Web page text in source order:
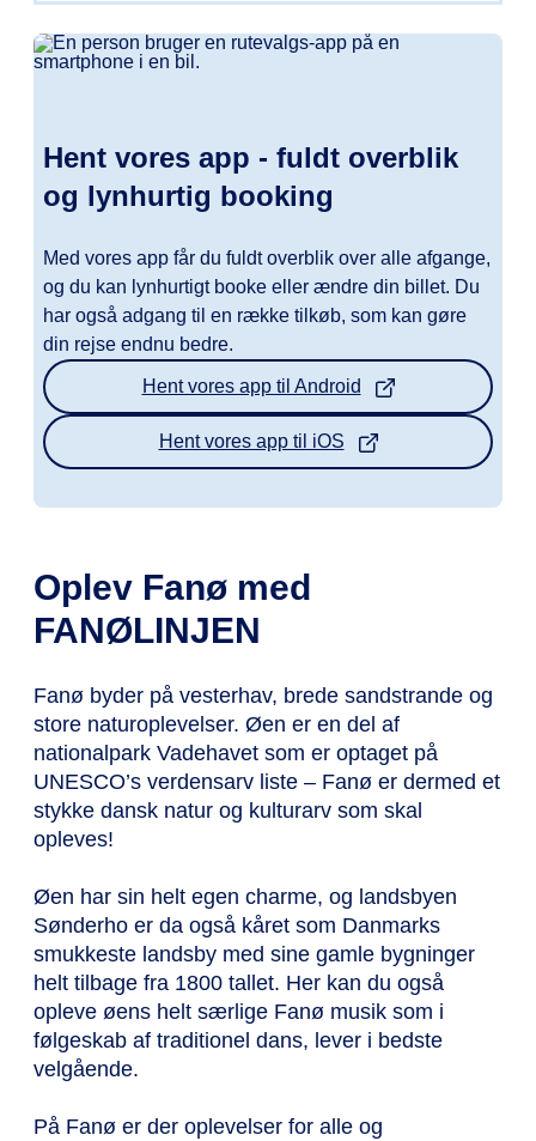
Hent vores app - fuldt overblik
og lynhurtig booking
Med vores app får du fuldt overblik over alle afgange,
og du kan lynhurtigt booke eller ændre din billet. Du
har også adgang til en række tilkøb, som kan gøre
din rejse endnu bedre.
Hent vores app til Android
Hent vores app til iOS
Oplev Fanø med
FANØLINJEN
Fanø byder på vesterhav, brede sandstrande og
store naturoplevelser. Øen er en del af
nationalpark Vadehavet som er optaget på
UNESCO’s verdensarv liste – Fanø er dermed et
stykke dansk natur og kulturarv som skal
opleves!
Øen har sin helt egen charme, og landsbyen
Sønderho er da også kåret som Danmarks
smukkeste landsby med sine gamle bygninger
helt tilbage fra 1800 tallet. Her kan du også
opleve øens helt særlige Fanø musik som i
følgeskab af traditionel dans, lever i bedste
velgående.
På Fanø er der oplevelser for alle og